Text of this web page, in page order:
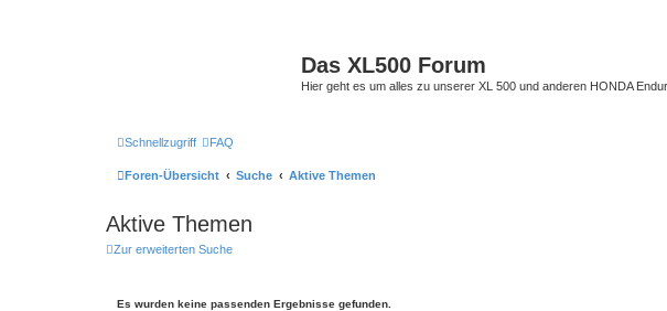
Das XL500 Forum
Hier geht es um alles zu unserer XL 500 und anderen HONDA
Schnellzugriff FAQ
Foren-Übersicht Suche Aktive Themen
Aktive Themen
Zur erweiterten Suche
Es wurden keine passenden Ergebnisse gefunden.